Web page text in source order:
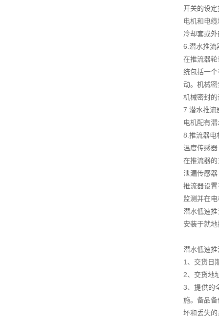
开关的设
电机和电
冷却套或
6.潜水推流
在推流器
统包括一
动。机械
机械密封
7.潜水推流
电机配有
8.推流器电
温度传感器
在推流器
泄漏传感器
推流器设
监测并在
潜水低速
安装于就
潜水低速
1、交货日
2、交货地
3、提供的
施。备品
坏和丢失